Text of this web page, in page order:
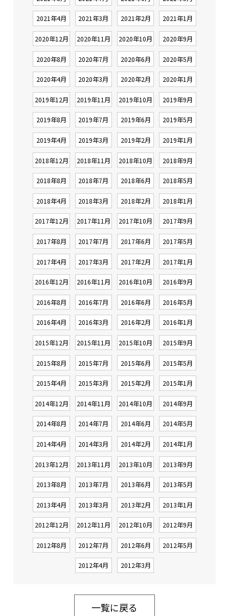
2021年4月 2021年3月 2021年2月 2021年1月
2020年12月 2020年11月 2020年10月 2020年9月
2020年8月 2020年7月 2020年6月 2020年5月
2020年4月 2020年3月 2020年2月 2020年1月
2019年12月 2019年11月 2019年10月 2019年9月
2019年8月 2019年7月 2019年6月 2019年5月
2019年4月 2019年3月 2019年2月 2019年1月
2018年12月 2018年11月 2018年10月 2018年9月
2018年8月 2018年7月 2018年6月 2018年5月
2018年4月 2018年3月 2018年2月 2018年1月
2017年12月 2017年11月 2017年10月 2017年9月
2017年8月 2017年7月 2017年6月 2017年5月
2017年4月 2017年3月 2017年2月 2017年1月
2016年12月 2016年11月 2016年10月 2016年9月
2016年8月 2016年7月 2016年6月 2016年5月
2016年4月 2016年3月 2016年2月 2016年1月
2015年12月 2015年11月 2015年10月 2015年9月
2015年8月 2015年7月 2015年6月 2015年5月
2015年4月 2015年3月 2015年2月 2015年1月
2014年12月 2014年11月 2014年10月 2014年9月
2014年8月 2014年7月 2014年6月 2014年5月
2014年4月 2014年3月 2014年2月 2014年1月
2013年12月 2013年11月 2013年10月 2013年9月
2013年8月 2013年7月 2013年6月 2013年5月
2013年4月 2013年3月 2013年2月 2013年1月
2012年12月 2012年11月 2012年10月 2012年9月
2012年8月 2012年7月 2012年6月 2012年5月
2012年4月 2012年3月
一覧に戻る